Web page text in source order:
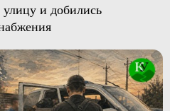
и добились